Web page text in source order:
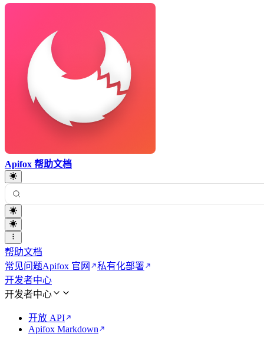
Apifox 帮助文档
帮助文档
常见问题Apifox 官网
私有化部署
开发者中心
开发者中心
开放 API
Apifox Markdown